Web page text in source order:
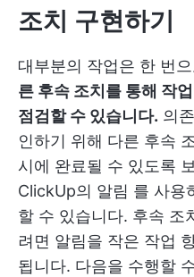
조치 구현하기
대부분의 작업은 한 번
른 후속 조치를 통해 작
점검할 수 있습니다. 의
인하기 위해 다른 후속
시에 완료될 수 있도록
ClickUp의 알림 를 사용
할 수 있습니다. 후속 조
려면 알림을 작은 작업
됩니다. 다음을 수행할